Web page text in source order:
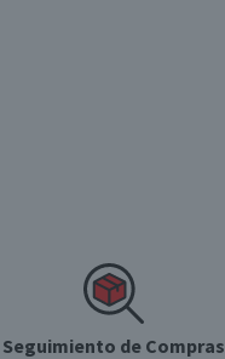
Seguimiento de Compras